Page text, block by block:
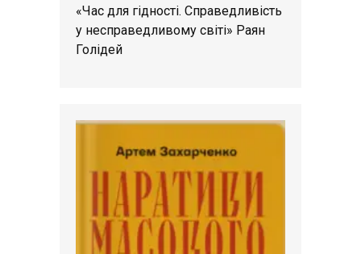
«Час для гідності. Справедливість
у несправедливому світі» Раян
Голідей